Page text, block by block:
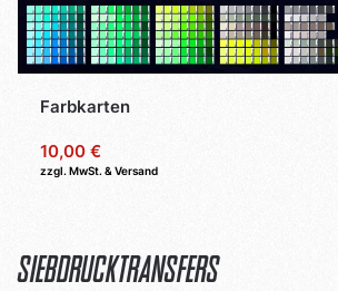
Farbkarten
10,00 €
zzgl. MwSt. & Versand
Siebdrucktransfers